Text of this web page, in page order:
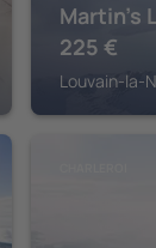
Martin's
225 €
Louvain-la-